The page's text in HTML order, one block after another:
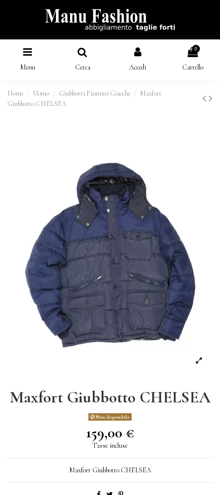
Menu Cerca Accedi
0
Carrello
Home Uomo Giubbotti Piumini Giacche
Maxfort
Giubbotto CHELSEA
Maxfort Giubbotto CHELSEA
Non disponibile
159,00 €
Tasse incluse
Maxfort Giubbotto CHELSEA